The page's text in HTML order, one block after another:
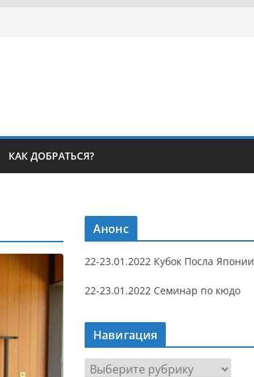
КАК ДОБРАТЬСЯ?
Анонс
22-23.01.2022 Кубок Посла Японии
22-23.01.2022 Семинар по кюдо
Навигация
Н